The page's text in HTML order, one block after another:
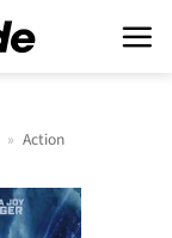
» Action